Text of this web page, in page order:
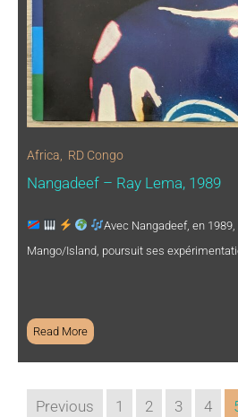
Africa RD Congo
Nangadeef – Ray Lema, 1989
Avec Nangadeef, en
Mango/Island, poursuit ses
Read More
Previous 1 2 3 4